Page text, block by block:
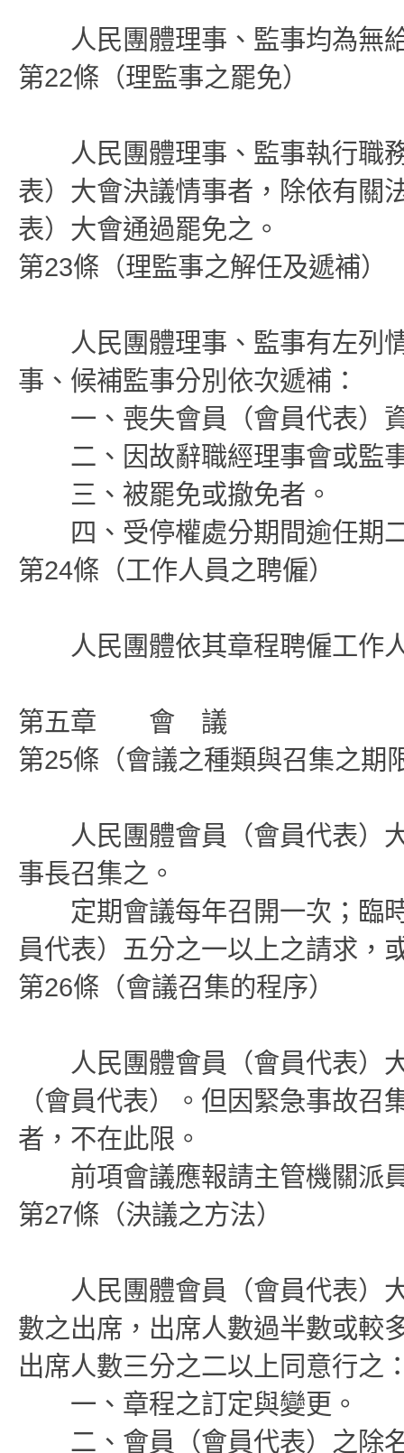
人民團體理事、監事均為無
第22條（理監事之罷免）
人民團體理事、監事執行職務
表）大會決議情事者，除依有關
表）大會通過罷免之。
第23條（理監事之解任及遞補）
人民團體理事、監事有左列情
事、候補監事分別依次遞補：
一、喪失會員（會員代表）
二、因故辭職經理事會或監
三、被罷免或撤免者。
四、受停權處分期間逾任期
第24條（工作人員之聘僱）
人民團體依其章程聘僱工作
第五章 會 議
第25條（會議之種類與召集之期
人民團體會員（會員代表）大
事長召集之。
定期會議每年召開一次；臨時
員代表）五分之一以上之請求，
第26條（會議召集的程序）
人民團體會員（會員代表）大
（會員代表）。但因緊急事故
者，不在此限。
前項會議應報請主管機關派
第27條（決議之方法）
人民團體會員（會員代表）大
數之出席，出席人數過半數或較
出席人數三分之二以上同意行之
一、章程之訂定與變更。
二、會員（會員代表）之除